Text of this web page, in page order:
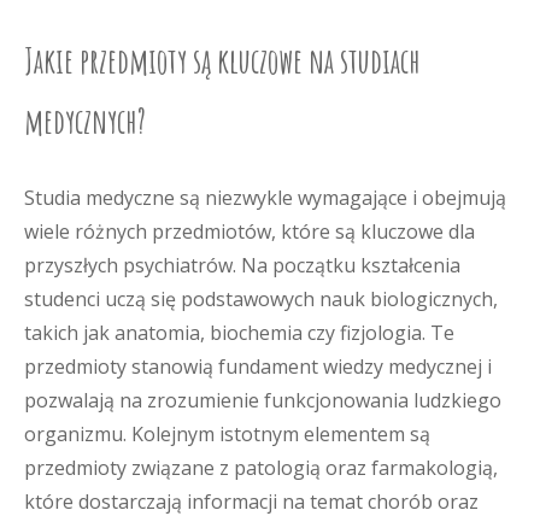
Jakie przedmioty są kluczowe na studiach
medycznych?
Studia medyczne są niezwykle wymagające i obejmują
wiele różnych przedmiotów, które są kluczowe dla
przyszłych psychiatrów. Na początku kształcenia
studenci uczą się podstawowych nauk biologicznych,
takich jak anatomia, biochemia czy fizjologia. Te
przedmioty stanowią fundament wiedzy medycznej i
pozwalają na zrozumienie funkcjonowania ludzkiego
organizmu. Kolejnym istotnym elementem są
przedmioty związane z patologią oraz farmakologią,
które dostarczają informacji na temat chorób oraz